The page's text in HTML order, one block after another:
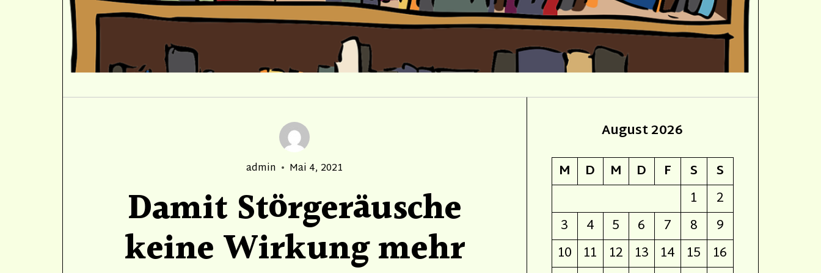
Author
admin
Posted
Mai 4, 2021
Damit Störgeräusche
keine Wirkung mehr
August 2026
M
D M D F S
S
1
2
3
4 5 6 7 8
9
10 11 12 13 14 15
16